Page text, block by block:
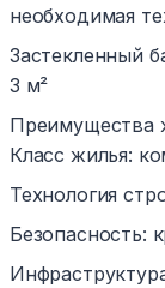
необходимая
Застекленный
3 м²
Преимущества
Класс жилья:
Технология
Безопасность: